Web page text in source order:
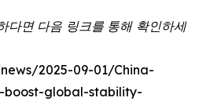
다면 다음 링크를 통해 확인하세
2025-09-01/China-
boost-global-stability-